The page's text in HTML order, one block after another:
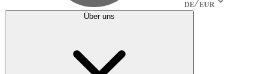
DE EUR
Über uns